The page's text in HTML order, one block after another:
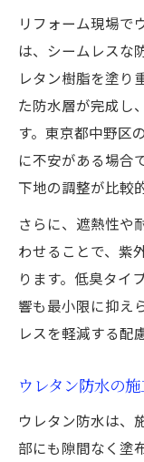
リフォーム現場で
は、シームレスな
レタン樹脂を塗り
た防水層が完成し
す。東京都中野区
に不安がある場合
下地の調整が比較
さらに、遮熱性や
わせることで、紫
ります。低臭タイ
響も最小限に抑え
レスを軽減する配
ウレタン防水の
ウレタン防水は、
部にも隙間なく塗